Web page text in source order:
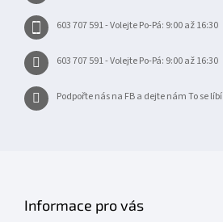
603 707 591 - Volejte Po-Pá: 9:00 až 16:30
603 707 591 - Volejte Po-Pá: 9:00 až 16:30
Podpořte nás na FB a dejte nám To se líbí
Informace pro vás